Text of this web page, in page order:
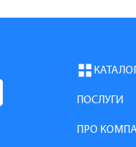
КАТАЛОГ
ПОСЛУГИ
ПРО